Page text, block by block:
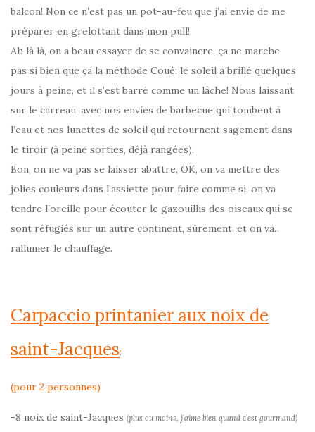
balcon! Non ce n’est pas un pot-au-feu que j’ai envie de me
préparer en grelottant dans mon pull!
Ah là là, on a beau essayer de se convaincre, ça ne marche
pas si bien que ça la méthode Coué: le soleil a brillé quelques
jours à peine, et il s’est barré comme un lâche! Nous laissant
sur le carreau, avec nos envies de barbecue qui tombent à
l’eau et nos lunettes de soleil qui retournent sagement dans
le tiroir (à peine sorties, déjà rangées).
Bon, on ne va pas se laisser abattre, OK, on va mettre des
jolies couleurs dans l’assiette pour faire comme si, on va
tendre l’oreille pour écouter le gazouillis des oiseaux qui se
sont réfugiés sur un autre continent, sûrement, et on va…
rallumer le chauffage.
Carpaccio printanier aux noix de
saint-Jacques:
(pour 2 personnes)
-8 noix de saint-Jacques (plus ou moins, j’aime bien quand c’est gourmand)